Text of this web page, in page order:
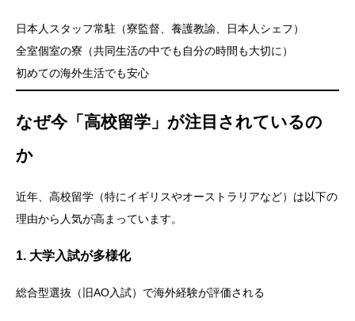
日本人スタッフ常駐（寮監督、養護教諭、日本人シェフ）
全室個室の寮（共同生活の中でも自分の時間も大切に）
初めての海外生活でも安心
なぜ今「高校留学」が注目されているの
か
近年、高校留学（特にイギリスやオーストラリアなど）は以下の
理由から人気が高まっています。
1. 大学入試が多様化
総合型選抜（旧AO入試）で海外経験が評価される